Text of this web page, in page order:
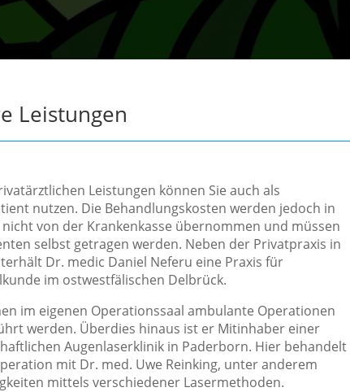
Leistungen
Leistungen können Sie auch als
nutzen. Die Behandlungskosten werden jedoch in
nicht von der Krankenkasse übernommen und müssen
selbst getragen werden. Neben der Privatpraxis in
Dr. medic Daniel Neferu eine Praxis für
im ostwestfälischen Delbrück.
im eigenen Operationssaal ambulante Operationen
werden. Überdies hinaus ist er Mitinhaber einer
Augenlaserklinik in Paderborn. Hier behandelt
mit Dr. med. Uwe Reinking, unter anderem
mittels verschiedener Lasermethoden.